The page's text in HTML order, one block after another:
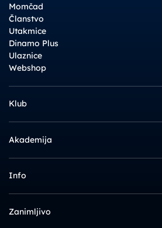
Momčad
Članstvo
Utakmice
Dinamo Plus
Ulaznice
Webshop
Klub
Akademija
Info
Zanimljivo